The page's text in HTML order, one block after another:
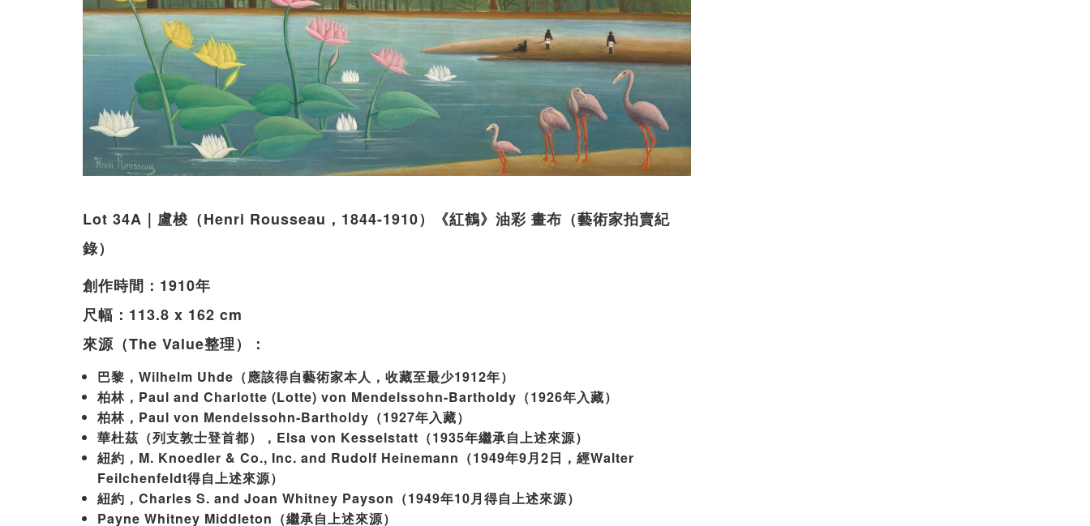
Lot 34A｜盧梭（Henri Rousseau，1844-1910）《紅鶴》油彩 畫布（藝術家拍賣紀
錄）
創作時間：1910年
尺幅：113.8 x 162 cm
來源（The Value整理）：
巴黎，Wilhelm Uhde（應該得自藝術家本人，收藏至最少1912年）
柏林，Paul and Charlotte (Lotte) von Mendelssohn-Bartholdy（1926年入藏）
柏林，Paul von Mendelssohn-Bartholdy（1927年入藏）
華杜茲（列支敦士登首都），Elsa von Kesselstatt（1935年繼承自上述來源）
紐約，M. Knoedler & Co., Inc. and Rudolf Heinemann（1949年9月2日，經Walter
Feilchenfeldt得自上述來源）
紐約，Charles S. and Joan Whitney Payson（1949年10月得自上述來源）
Payne Whitney Middleton（繼承自上述來源）